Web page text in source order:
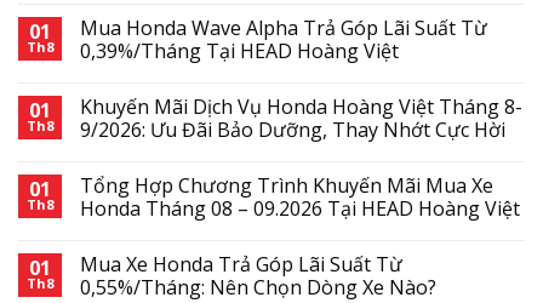
01
Th8
Mua Honda Wave Alpha Trả Góp Lãi Suất Từ
0,39%/Tháng Tại HEAD Hoàng Việt
01
Th8
Khuyến Mãi Dịch Vụ Honda Hoàng Việt Tháng 8-
9/2026: Ưu Đãi Bảo Dưỡng, Thay Nhớt Cực Hời
01
Th8
Tổng Hợp Chương Trình Khuyến Mãi Mua Xe
Honda Tháng 08 – 09.2026 Tại HEAD Hoàng Việt
01
Th8
Mua Xe Honda Trả Góp Lãi Suất Từ
0,55%/Tháng: Nên Chọn Dòng Xe Nào?